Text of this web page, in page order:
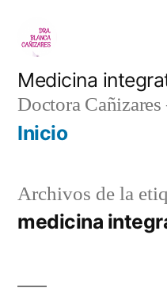
contenido
Medicina
Doctora Cañizares
Inicio
Archivos de la
medicina